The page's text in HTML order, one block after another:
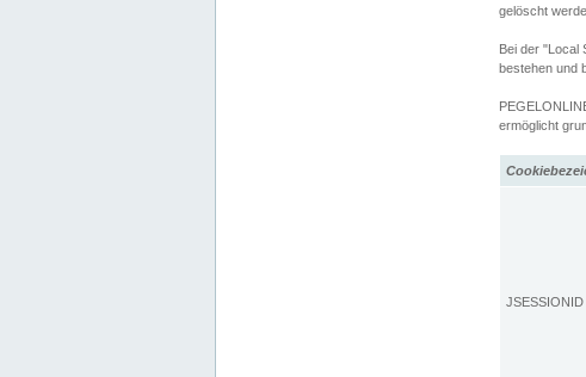
gelöscht
Bei der "Local
bestehen und
ermöglicht
JSESSIONID